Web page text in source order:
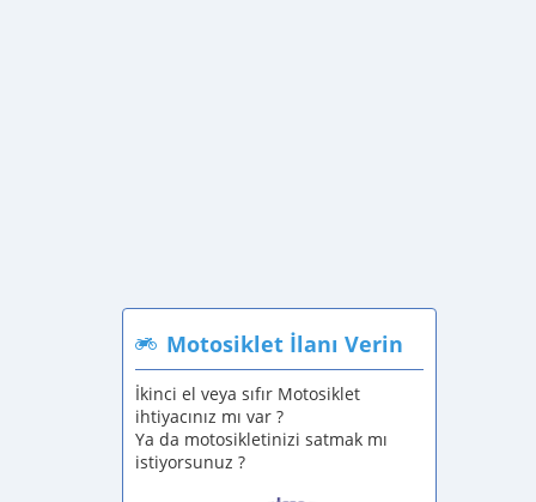
Motosiklet İlanı Verin
İkinci el veya sıfır Motosiklet
ihtiyacınız mı var ?
Ya da motosikletinizi satmak mı
istiyorsunuz ?